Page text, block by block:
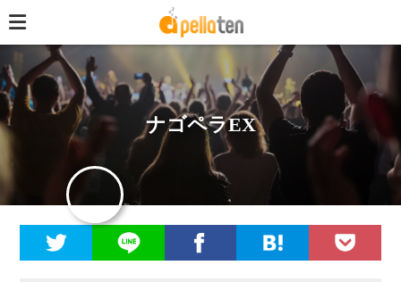
ナゴペラEX